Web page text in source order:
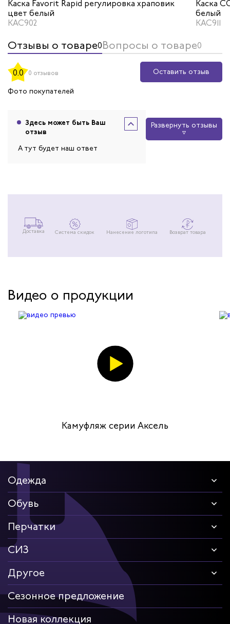
Каска Favorit Rapid регулировка храповик
цвет белый
КАС902
Каска
белый
КАС911
Отзывы о товаре0Вопросы о товаре0
0.0 0 отзывов
Оставить отзыв
Фото покупателей
Здесь может быть Ваш
отзыв
А тут будет наш ответ
Развернуть отзывы
Доставка Система скидок Нанесение логотипа Возврат товара
Видео о продукции
Камуфляж серии Аксель
Одежда
Обувь
Перчатки
СИЗ
Другое
Сезонное предложение
Новая коллекция